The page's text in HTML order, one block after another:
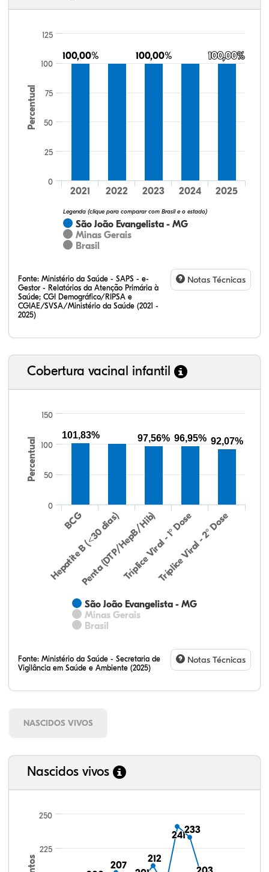
Percentual
100,00%
100,00% 100,00%
100,00% 100,00%
100,00%
São João Evangelista - MG
Minas Gerais
Brasil
Legenda (clique para comparar com Brasil e o estado)
2021 2022 2023 2024 2025
0
25
50
75
100
125
Fonte: Ministério da Saúde - SAPS - e-
Gestor - Relatórios da Atenção Primária à
Saúde; CGI Demográfico/RIPSA e
CGIAE/SVSA/Ministério da Saúde (2021 -
2025)
Notas Técnicas
Cobertura vacinal infantil
Percentual
São João Evangelista - MG
Minas Gerais
Brasil
BCG
Hepatite B (<30 dias)
Penta (DTP/HepB/Hib)Tríplice Viral - 1° Dose
Tríplice Viral - 2° Dose
0
50
100
150
101,83%
97,56% 96,95% 92,07%
Fonte: Ministério da Saúde - Secretaria de
Vigilância em Saúde e Ambiente (2025)
Notas Técnicas
NASCIDOS VIVOS
Nascidos vivos
207
207
212
212
241
241233
233
225
250
33,60%
17,60%
0,00%
48,00%
0,80%
0,00%
32,28%
12,07%
0,23%
51,73%
2,94%
0,75%